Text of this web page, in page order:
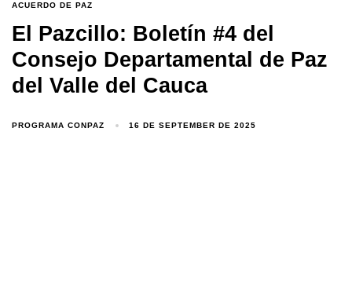
ACUERDO DE PAZ
El Pazcillo: Boletín #4 del
Consejo Departamental de Paz
del Valle del Cauca
PROGRAMA CONPAZ 16 DE SEPTEMBER DE 2025